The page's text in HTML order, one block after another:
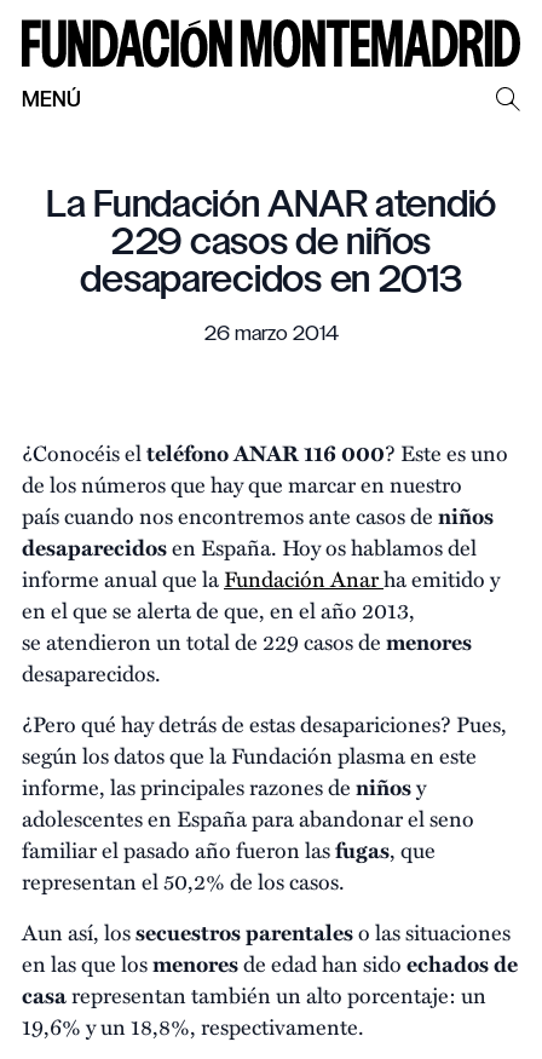
MENÚ
La Fundación ANAR atendió
229 casos de niños
desaparecidos en 2013
26 marzo 2014
¿Conocéis elteléfono ANAR116 000? Este es uno
de los números que hay que marcar en nuestro
país cuando nos encontremos ante casos deniños
desaparecidosen España. Hoy os hablamos del
informe anual que laFundación Anarha emitido y
en el que se alerta de que, en el año 2013,
se atendieron un total de 229 casos demenores
desaparecidos.
¿Pero qué hay detrás de estas desapariciones? Pues,
según los datos que la Fundación plasma en este
informe, las principales razones deniñosy
adolescentes en España para abandonar el seno
familiar el pasado año fueron lasfugas, que
representan el 50,2% de los casos.
Aun así, lossecuestros parentaleso las situaciones
en las que losmenoresde edad han sidoechados de
casarepresentan también un alto porcentaje: un
19,6% y un 18,8%, respectivamente.